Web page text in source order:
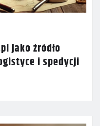
jako źródło
i spedycji